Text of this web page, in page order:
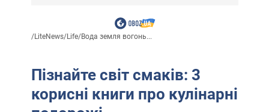
/LiteNews/Life/Вода земля вогонь...
Пізнайте світ смаків: 3
корисні книги про кулінарні